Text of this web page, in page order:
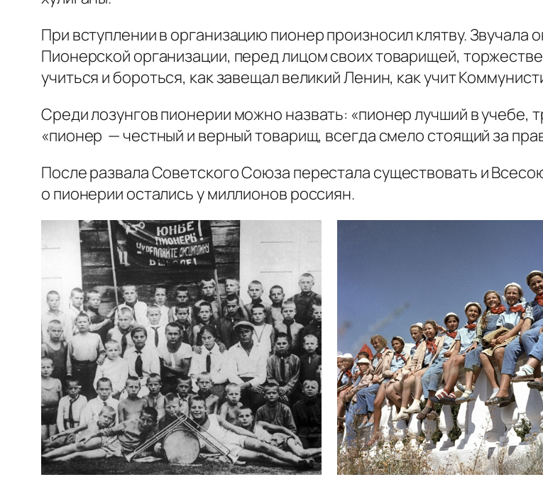
При вступлении в организацию пионер произносил клятву. Звучала
Пионерской организации, перед лицом своих товарищей,
учиться и бороться, как завещал великий Ленин, как учит
Среди лозунгов пионерии можно назвать: «пионер лучший в учебе,
«пионер — честный и верный товарищ, всегда смело стоящий за
После развала Советского Союза перестала существовать и
о пионерии остались у миллионов россиян.